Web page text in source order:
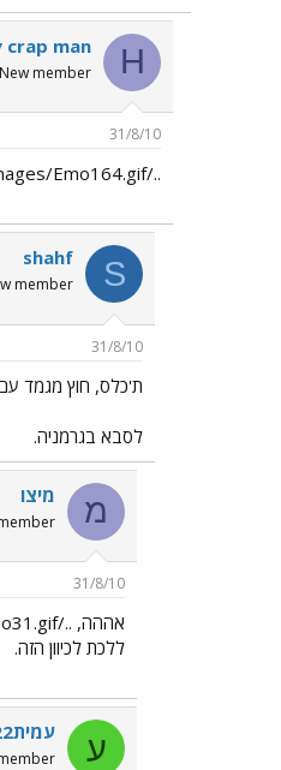
H
crap man
New member
31/8/10
../images/Emo164.gif אני בכלל אמרתי אוגנדה
S
shahf
member
31/8/10
ת'כלס, חוץ מגמד
לסבא בגרמניה.
מ מיצו
31/8/10
ללכת לכיוון הזה.
ע עמית22